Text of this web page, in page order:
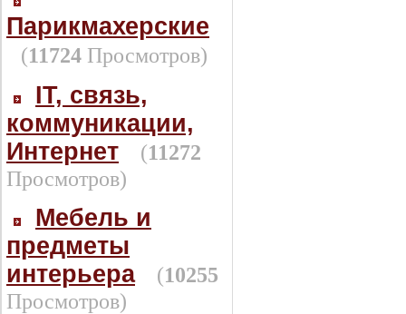
Парикмахерские
(11724 Просмотров)
IT, связь,
коммуникации,
Интернет
(11272
Просмотров)
Мебель и
предметы
интерьера
(10255
Просмотров)